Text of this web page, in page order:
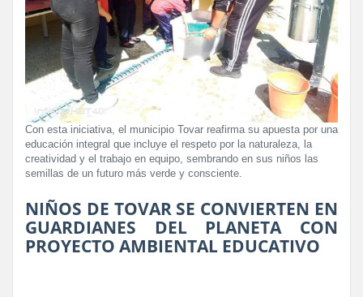
Con esta iniciativa, el municipio Tovar reafirma su apuesta por una
educación integral que incluye el respeto por la naturaleza, la
creatividad y el trabajo en equipo, sembrando en sus niños las
semillas de un futuro más verde y consciente.
NIÑOS DE TOVAR SE CONVIERTEN EN
GUARDIANES DEL PLANETA CON
PROYECTO AMBIENTAL EDUCATIVO